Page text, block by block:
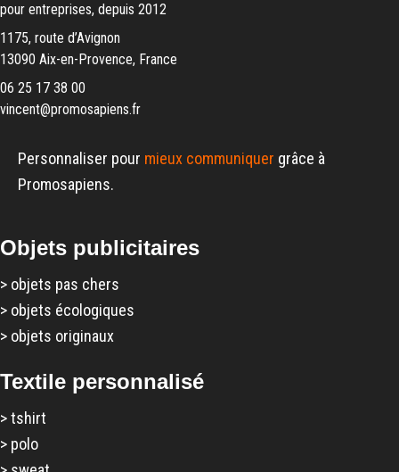
pour entreprises, depuis 2012
1175, route d’Avignon
13090 Aix-en-Provence, France
06 25 17 38 00
vincent@promosapiens.fr
Personnaliser pour mieux communiquer grâce à
Promosapiens.
Objets publicitaires
> objets pas chers
> objets écologiques
> objets originaux
Textile personnalisé
>tshirt
> polo